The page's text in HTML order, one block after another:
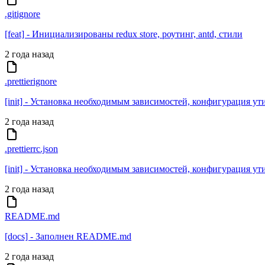
.gitignore
[feat] - Инициализированы redux store, роутинг, antd, стили
2 года назад
.prettierignore
[init] - Установка необходимым зависимостей, конфигурация
2 года назад
.prettierrc.json
[init] - Установка необходимым зависимостей, конфигурация
2 года назад
README.md
[docs] - Заполнен README.md
2 года назад